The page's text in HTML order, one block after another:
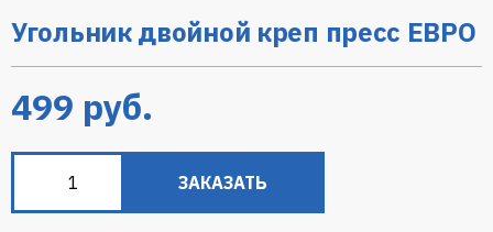
Угольник двойной креп пресс ЕВРО
499 руб.
ЗАКАЗАТЬ